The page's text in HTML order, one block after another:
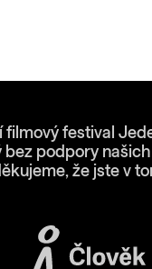
filmový festival
bez podpory
že jste v